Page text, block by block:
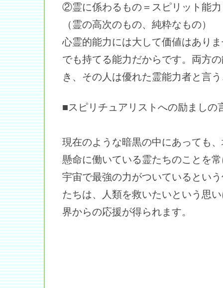
②霊に係わるもの＝スピリット能
（霊の高次のもの、純粋なもの）
心霊的能力には大して価値はあり
でも持てる能力だからです。両方
き、その人は優れた霊能力者と言
■スピリチュアリストへの励ましの
現在のような暗黒の中にあっても
懸命に働いている霊たちのことを
宇宙で最強の力がついているとい
たちは、人類を救いたいという思
界からの応援が得られます。